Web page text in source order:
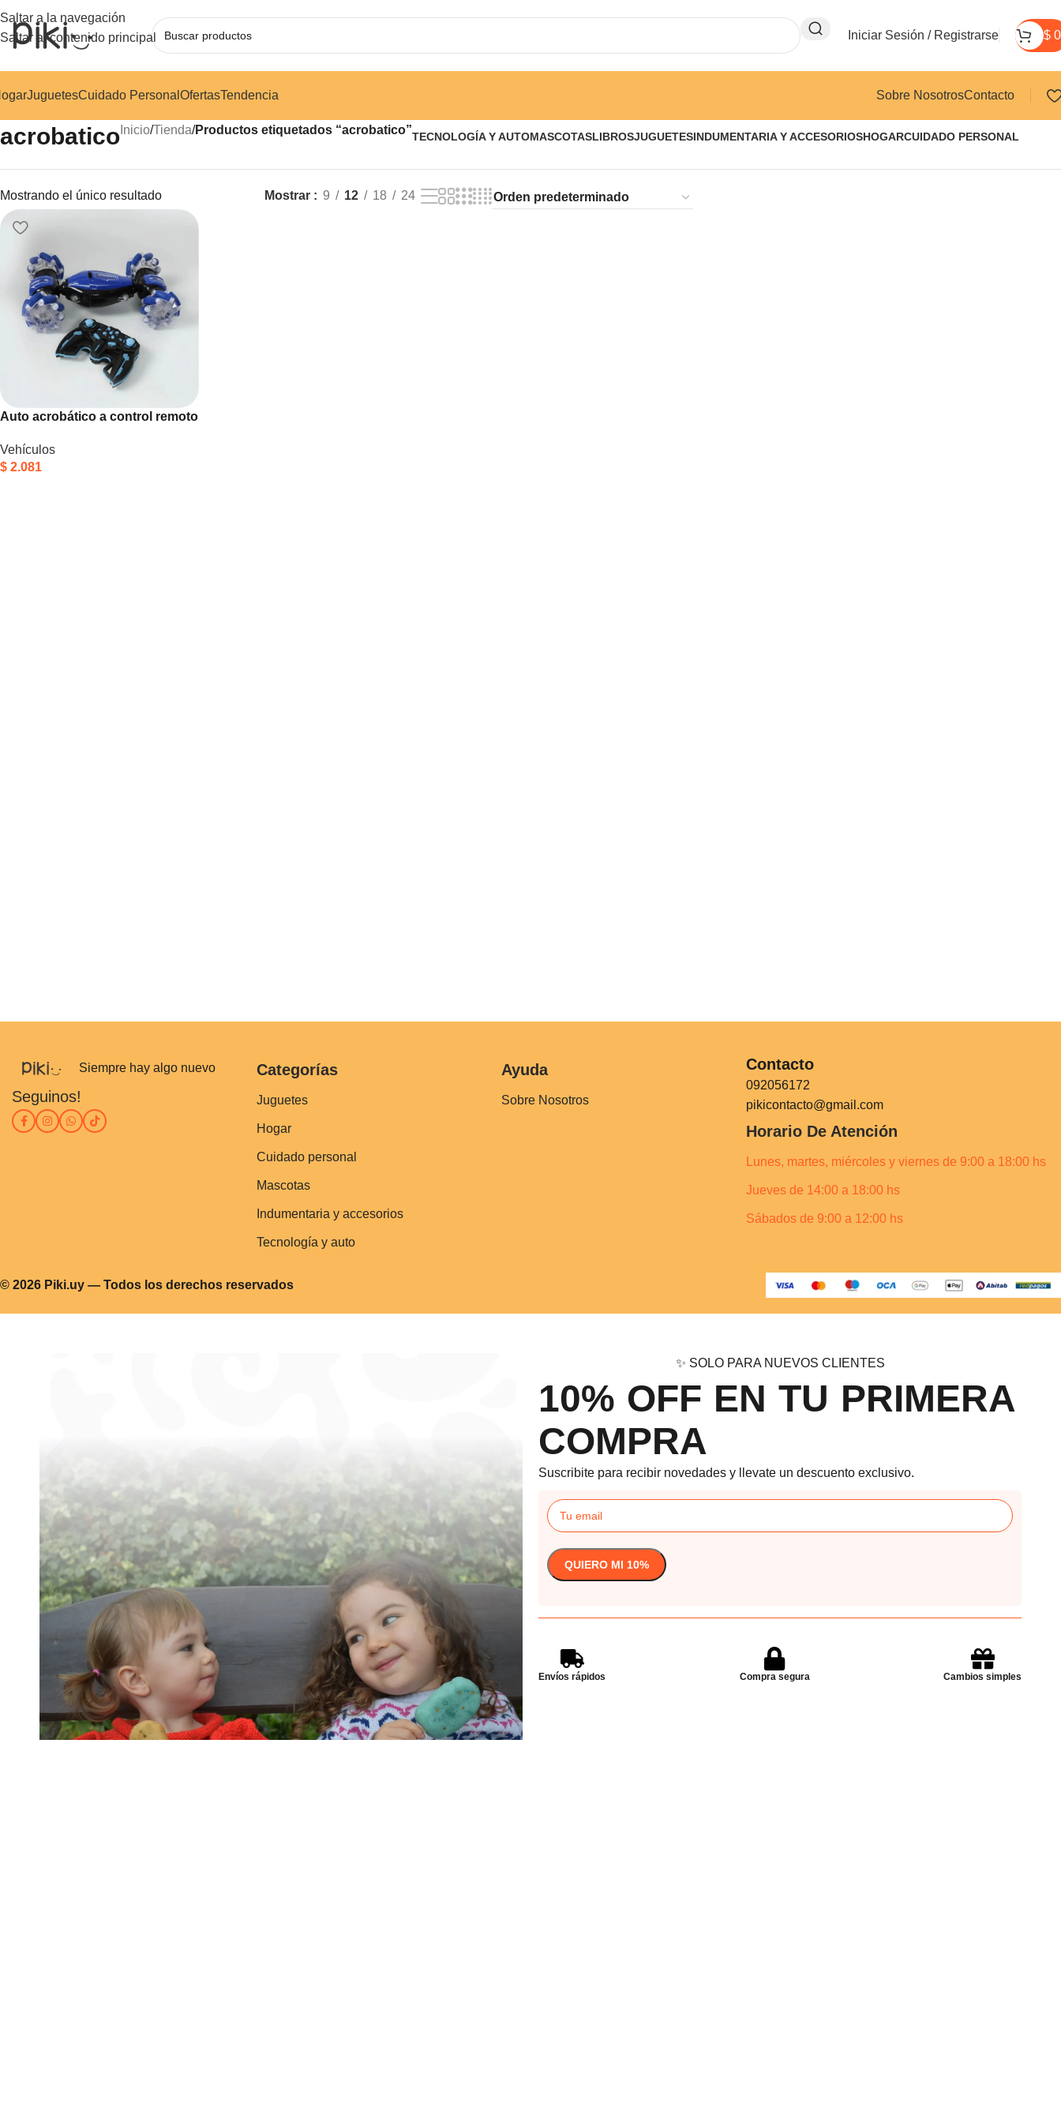
Saltar a la navegación
Saltar al contenido principal
Iniciar Sesión / Registrarse $ 0
JuguetesCuidado Personal OfertasTendencia Sobre NosotrosContacto
acrobatico Inicio/Tienda/Productos etiquetados “acrobatico”TECNOLOGÍA Y AUTOMASCOTASLIBROSJUGUETESINDUMENTARIA Y ACCESORIOSHOGARCUIDADO PERSONAL
Mostrando el único resultado Mostrar 9 12 18 24
Auto acrobático a control remoto
Vehículos
$ 2.081
Siempre hay algo nuevo
Seguinos!
Categorías
Juguetes
Hogar
Cuidado personal
Mascotas
Indumentaria y accesorios
Tecnología y auto
Ayuda
Sobre Nosotros
Contacto
092056172
pikicontacto@gmail.com
Horario De Atención
Lunes, martes, miércoles y viernes de 9:00 a 18:00 hs
Jueves de 14:00 a 18:00 hs
Sábados de 9:00 a 12:00 hs
© 2026 Piki.uy — Todos los derechos reservados
✨ SOLO PARA NUEVOS CLIENTES
10% OFF EN TU PRIMERA
COMPRA
Suscribite para recibir novedades y llevate un descuento exclusivo.
Envíos rápidos Compra segura Cambios simples